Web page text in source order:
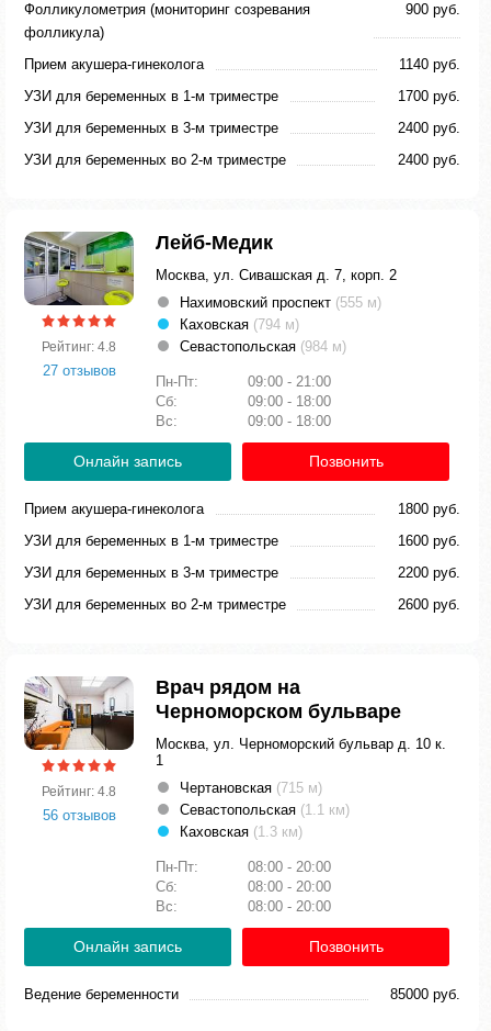
Фолликулометрия (мониторинг созревания
фолликула)
900 руб.
Прием акушера-гинеколога
1140 руб.
УЗИ для беременных в 1-м триместре
1700 руб.
УЗИ для беременных в 3-м триместре
2400 руб.
УЗИ для беременных во 2-м триместре
2400 руб.
Рейтинг: 4.8
27 отзывов
Лейб-Медик
Москва, ул. Сивашская д. 7, корп. 2
Нахимовский проспект (555 м)
Каховская (794 м)
Севастопольская (984 м)
Пн-Пт:
09:00 - 21:00
Сб:
09:00 - 18:00
Вс:
09:00 - 18:00
Онлайн запись Позвонить
Прием акушера-гинеколога
1800 руб.
УЗИ для беременных в 1-м триместре
1600 руб.
УЗИ для беременных в 3-м триместре
2200 руб.
УЗИ для беременных во 2-м триместре
2600 руб.
Рейтинг: 4.8
56 отзывов
Врач рядом на
Черноморском бульваре
Москва, ул. Черноморский бульвар д. 10 к.
1
Чертановская (715 м)
Севастопольская (1.1 км)
Каховская (1.3 км)
Пн-Пт:
08:00 - 20:00
Сб:
08:00 - 20:00
Вс:
08:00 - 20:00
Онлайн запись Позвонить
Ведение беременности 85000 руб.